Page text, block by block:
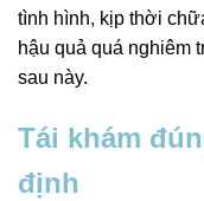
tình hình, kịp thời
hậu quả quá nghiêm
sau này.
Tái khám
định